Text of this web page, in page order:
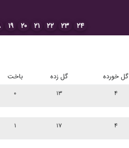
۱۹ ۲۰ ۲۱ ۲۲ ۲۳ ۲۴
باخت گل زده گل خورده
۰ ۱۳ ۴
۱ ۱۷ ۴